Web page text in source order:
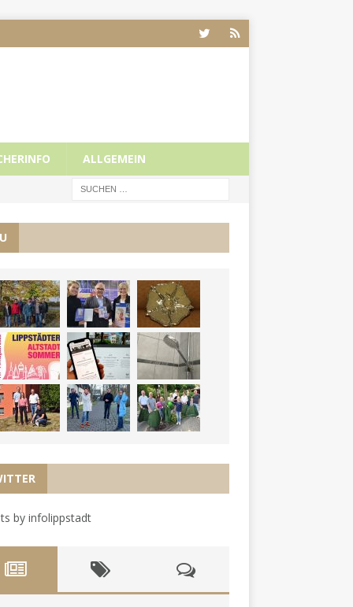
ALLGEMEIN
by infolippstadt